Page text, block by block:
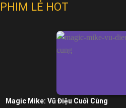
Hồn Ma Nhà Văn (Phần 2)
Ghostwriter (Season 2) (2020)
PHIM LẺ HOT
Magic Mike: Vũ Điệu Cuối Cùng